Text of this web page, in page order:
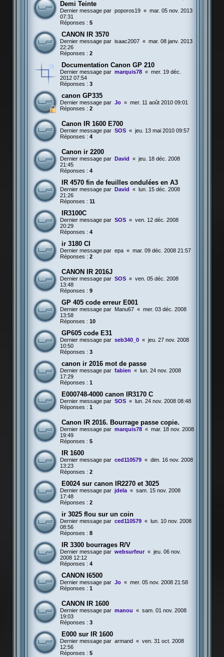
Demi Teinte
Dernier message par poporos19 « mar. 05 nov. 2013
07:31
Réponses : 5
CANON IR 3570
Dernier message par isaac2007 « mar. 08 janv. 2013
22:26
Réponses : 2
Documentation Canon GP 210
Dernier message par marquis78 « mer. 19 déc.
2012 07:54
Réponses : 3
canon GP335
Dernier message par Jo « mer. 11 août 2010 09:01
Réponses : 2
Canon IR 1600 E700
Dernier message par SOS « jeu. 13 mai 2010 09:57
Réponses : 4
Canon ir 2200
Dernier message par David « jeu. 18 déc. 2008
21:45
Réponses : 4
IR 4570 fin de feuilles ondulées en A3
Dernier message par David «
lun. 15 déc. 2008
21:26
Réponses : 11
IR3100C
Dernier message par SOS « ven. 12 déc. 2008
20:29
Réponses : 4
ir 3180 CI
Dernier message par epa « mar. 09 déc. 2008 21:57
Réponses : 2
CANON IR 2016J
Dernier message par SOS « ven. 05 déc. 2008
13:48
Réponses : 9
GP 405 code erreur E001
Dernier message par Manu67 « mer. 03 déc. 2008
13:58
Réponses : 10
GP605 code E31
Dernier message par seb340_0 « jeu. 27 nov. 2008
10:50
Réponses : 3
canon ir 2016 mot de passe
Dernier message par fabien «
lun. 24 nov. 2008
17:29
Réponses : 1
E000748-4000 canon IR3170 C
Dernier message par SOS «
lun. 24 nov. 2008 08:48
Réponses : 1
Canon IR 2016. Bourrage passe copie.
Dernier message par marquis78 « mar. 18 nov. 2008
19:49
Réponses : 5
IR 1600
Dernier message par ced110579 « dim. 16 nov. 2008
13:23
Réponses : 2
E0024 sur canon IR2270 et 3025
Dernier message par jdela « sam. 15 nov. 2008
17:48
Réponses : 2
ir 3025 flou sur un coin
Dernier message par ced110579 «
lun. 10 nov. 2008
08:56
Réponses : 8
IR 3300 bourrages R/V
Dernier message par websurfeur « jeu. 06 nov.
2008 12:12
Réponses : 4
CANON I6500
Dernier message par Jo « mer. 05 nov. 2008 21:58
Réponses : 1
CANON IR 1600
Dernier message par manou « sam. 01 nov. 2008
19:03
Réponses : 3
E000 sur IR 1600
Dernier message par armand « ven. 31 oct. 2008
12:56
Réponses : 5